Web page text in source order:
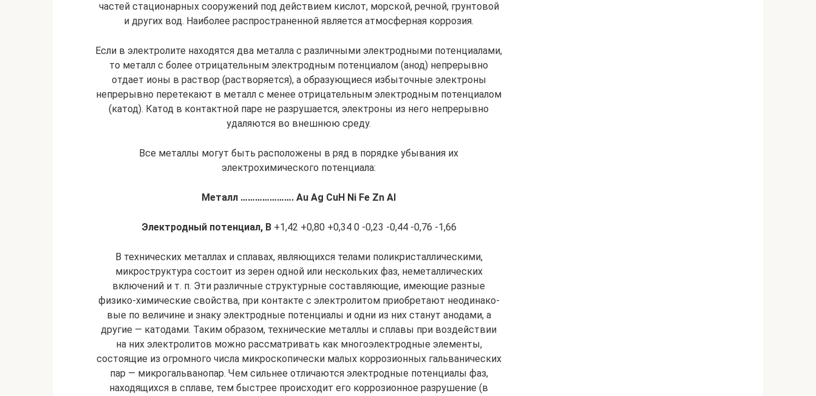
частей стационарных сооружений под действием кислот, морской, речной, грунтовой
и других вод. Наиболее распространенной является атмосферная коррозия.
Если в электролите находятся два металла с раз­личными электродными потенциалами,
то металл с бо­лее отрицательным электродным потенциалом (анод) непрерывно
отдает ионы в раствор (растворяется), а образующиеся избыточные электроны
непрерывно пере­текают в металл с менее отрицательным электродным потенциалом
(катод). Катод в контактной паре не раз­рушается, электроны из него непрерывно
удаляются во внешнюю среду.
Все металлы могут быть расположены в ряд в по­рядке убывания их
электрохимического потенциала:
Металл …………………. Au Ag СuΗ Ni Fe Ζn Αl
Электродный потенциал, В+1,42 +0,80 +0,34 0 -0,23 -0,44 -0,76 -1,66
В технических металлах и сплавах, являющихся те­лами поликристаллическими,
микроструктура состоит из зерен одной или нескольких фаз, неметаллических
включений и т. п. Эти различные структурные составля­ющие, имеющие разные
физико-химические свойства, при контакте с электролитом приобретают неодинако­
вые по величине и знаку электродные потенциалы и одни из них станут анодами, а
другие — катодами. Та­ким образом, технические металлы и сплавы при воз­действии
на них электролитов можно рассматривать как многоэлектродные элементы,
состоящие из огромного числа микроскопически малых коррозионных гальвани­ческих
пар — микрогальванопар. Чем сильнее отлича­ются электродные потенциалы фаз,
находящихся в спла­ве, тем быстрее происходит его коррозионное разруше­ние (в